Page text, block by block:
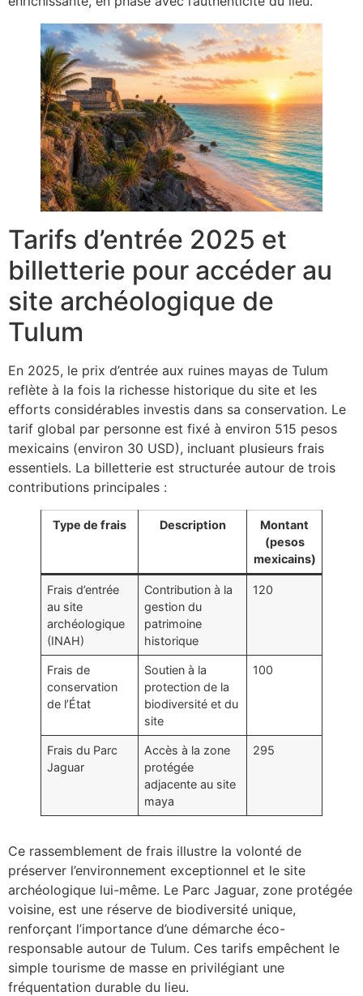
Tarifs d’entrée 2025 et
billetterie pour accéder au
site archéologique de
Tulum
En 2025, le prix d’entrée aux ruines mayas de Tulum
reflète à la fois la richesse historique du site et les
efforts considérables investis dans sa conservation. Le
tarif global par personne est fixé à environ 515 pesos
mexicains (environ 30 USD), incluant plusieurs frais
essentiels. La billetterie est structurée autour de trois
contributions principales :
Type de frais Description
Montant
(pesos
mexicains)
Frais d’entrée
au site
archéologique
(INAH)
Contribution à la
gestion du
patrimoine
historique
120
Frais de
conservation
de l’État
Soutien à la
protection de la
biodiversité et du
site
100
Frais du Parc
Jaguar
Accès à la zone
protégée
adjacente au site
maya
295
Ce rassemblement de frais illustre la volonté de
préserver l’environnement exceptionnel et le site
archéologique lui-même. Le Parc Jaguar, zone protégée
voisine, est une réserve de biodiversité unique,
renforçant l’importance d’une démarche éco-
responsable autour de Tulum. Ces tarifs empêchent le
simple tourisme de masse en privilégiant une
fréquentation durable du lieu.